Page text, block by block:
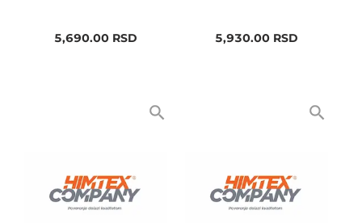
5,690.00RSD 5,930.00RSD